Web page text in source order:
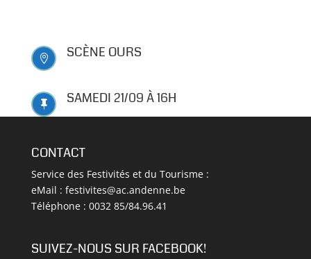
 SCÈNE OURS
 SAMEDI 21/09 À 16H
CONTACT
Service des Festivités et du Tourisme :
eMail : festivites@ac.andenne.be
Téléphone : 0032 85/84.96.41
SUIVEZ-NOUS SUR FACEBOOK!